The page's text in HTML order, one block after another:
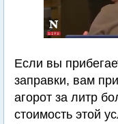
Если вы
заправки, вам
агорот за литр
стоимость этой